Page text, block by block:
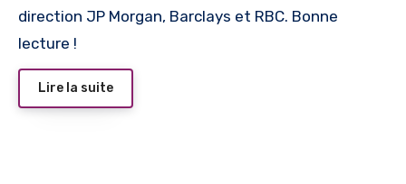
direction JP Morgan, Barclays et RBC. Bonne
lecture !
Lire la suite